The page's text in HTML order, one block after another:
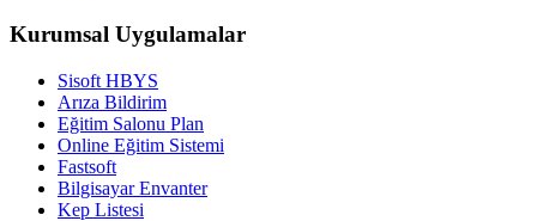
Kurumsal Uygulamalar
Sisoft HBYS
Arıza Bildirim
Eğitim Salonu Plan
Online Eğitim Sistemi
Fastsoft
Bilgisayar Envanter
Kep Listesi